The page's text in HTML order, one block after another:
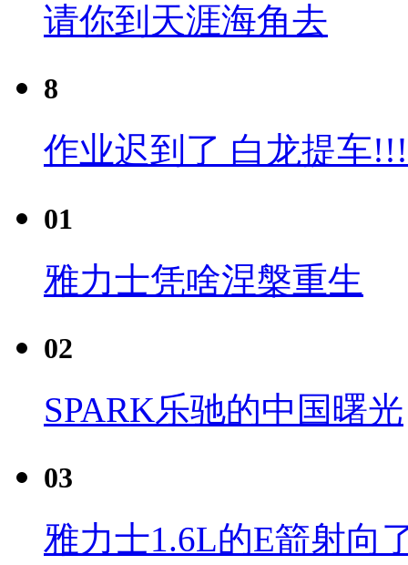
请你到天涯海角去
8
作业迟到了 白龙提车
01
雅力士凭啥涅槃重生
02
SPARK乐驰的中国曙光
03
雅力士1.6L的E箭射向